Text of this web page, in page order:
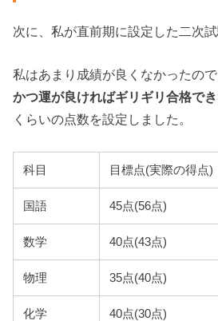
次に、私が直前期に設定した二次試
私はあまり成績が良くなかったので
かつ運が良ければギリギリ合格で
くらいの点数を設定しました。
科目 目標点(実際の得点)
国語 45点(56点)
数学 40点(43点)
物理 35点(40点)
化学 40点(30点)